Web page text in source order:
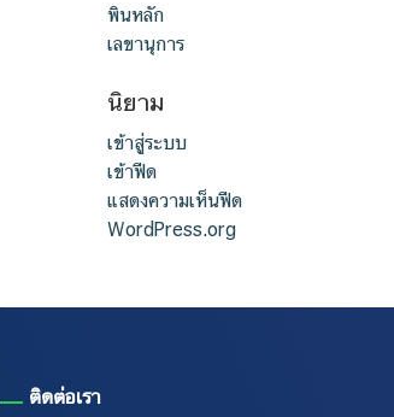
พินหลัก
เลขานุการ
นิยาม
เข้าสู่ระบบ
เข้าฟีด
แสดงความเห็นฟีด
WordPress.org
ติดต่อเรา